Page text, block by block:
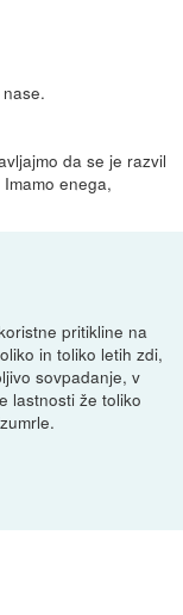
da se je razvil
enega,
pritikline na
in toliko letih zdi,
sovpadanje, v
lastnosti že toliko